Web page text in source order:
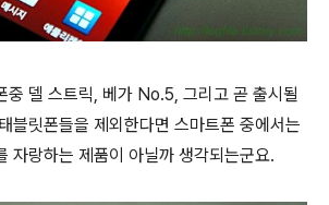
중 델 스트릭, 베가 No.5, 그리고 곧 출시될
블릿폰들을 제외한다면 스마트폰 중에서는
자랑하는 제품이 아닐까 생각되는군요.